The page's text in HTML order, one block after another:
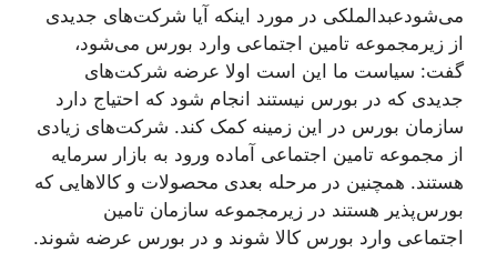
می‌شودعبدالملکی در مورد اینکه آیا شرکت‌های جدیدی
از زیرمجموعه تامین اجتماعی وارد بورس می‌شود،
گفت: سیاست ما این است اولا عرضه شرکت‌های
جدیدی که در بورس نیستند انجام شود که احتیاج دارد
سازمان بورس در این زمینه کمک کند. شرکت‌های زیادی
از مجموعه تامین اجتماعی آماده ورود به بازار سرمایه
هستند. همچنین در مرحله بعدی محصولات و کالاهایی که
بورس‌پذیر هستند در زیرمجموعه سازمان تامین
اجتماعی وارد بورس کالا شوند و در بورس عرضه شوند.